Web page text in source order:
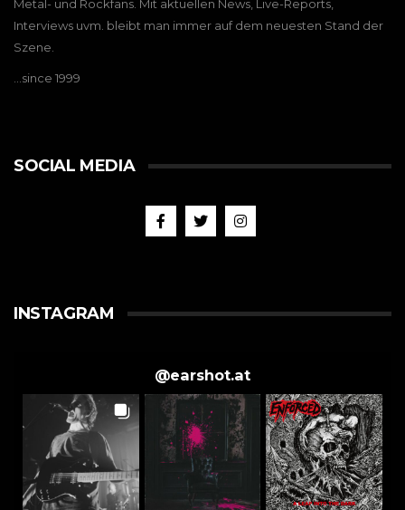
Metal- und Rockfans. Mit aktuellen News, Live-Reports,
Interviews uvm. bleibt man immer auf dem neuesten Stand der
Szene.
…since 1999
SOCIAL MEDIA
INSTAGRAM
@earshot.at